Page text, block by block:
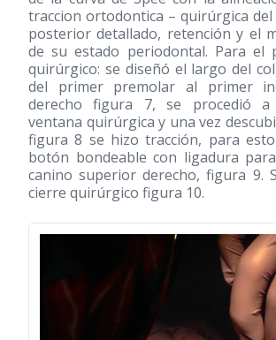
traccion ortodontica – quirúrgica del
posterior detallado, retención y el
de su estado periodontal. Para el
quirúrgico: se diseñó el largo del
del primer premolar al primer
derecho figura 7, se procedió a
ventana quirúrgica y una vez
figura 8 se hizo tracción, para
botón bondeable con ligadura
canino superior derecho, figura 9.
cierre quirúrgico figura 10.